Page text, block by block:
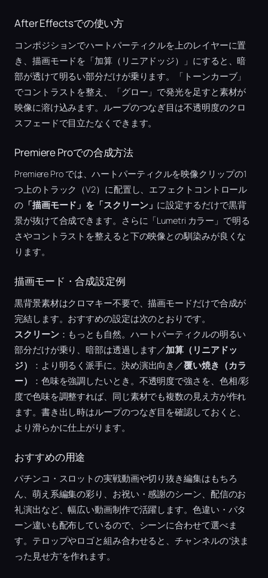
After Effectsでの使い方
コンポジションでハートパーティクルを上のレイヤーに置
き、描画モードを「加算（リニアドッジ）」にすると、暗
部が透けて明るい部分だけが乗ります。「トーンカーブ」
でコントラストを整え、「グロー」で発光を足すと素材が
映像に溶け込みます。ループのつなぎ目は不透明度のクロ
スフェードで目立たなくできます。
Premiere Proでの合成方法
Premiere Pro では、ハートパーティクルを映像クリップの1
つ上のトラック（V2）に配置し、エフェクトコントロール
の「描画モード」を「スクリーン」 に設定するだけで黒背
景が抜けて合成できます。さらに「Lumetri カラー」で明る
さやコントラストを整えると下の映像との馴染みが良くな
ります。
描画モード・合成設定例
黒背景素材はクロマキー不要で、描画モードだけで合成が
完結します。おすすめの設定は次のとおりです。
スクリーン：もっとも自然。ハートパーティクルの明るい
部分だけが乗り、暗部は透過します／加算（リニアドッ
ジ）
：より明るく派手に。決め演出向き／覆い焼き（カラ
ー）
：色味を強調したいとき。不透明度で強さを、色相/彩
度で色味を調整すれば、同じ素材でも複数の見え方が作れ
ます。書き出し時はループのつなぎ目を確認しておくと、
より滑らかに仕上がります。
おすすめの用途
パチンコ・スロットの実戦動画や切り抜き編集はもちろ
ん、萌え系編集の彩り、お祝い・感謝のシーン、配信のお
礼演出など、幅広い動画制作で活躍します。色違い・パタ
ーン違いも配布しているので、シーンに合わせて選べま
す。テロップやロゴと組み合わせると、チャンネルの“決ま
った見せ方”を作れます。